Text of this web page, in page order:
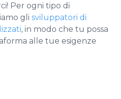
Per ogni tipo di
gli sviluppatori di
, in modo che tu possa
alle tue esigenze